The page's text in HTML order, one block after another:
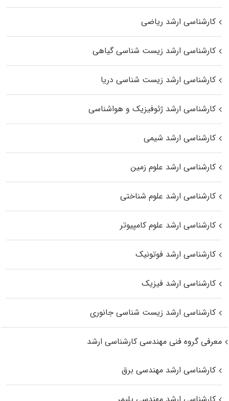
کارشناسی ارشد ریاضی
کارشناسی ارشد زیست‌ شناسی گیاهی
کارشناسی ارشد زیست‌ شناسی دریا
کارشناسی ارشد ژئوفیزیک و هواشناسی
کارشناسی ارشد شیمی
کارشناسی ارشد علوم زمین
کارشناسی ارشد علوم شناختی
کارشناسی ارشد علوم کامپیوتر
کارشناسی ارشد فوتونیک
کارشناسی ارشد فیزیک
کارشناسی ارشد زیست‌ شناسی جانوری
معرفی گروه فنی مهندسی کارشناسی ارشد
کارشناسی ارشد مهندسی برق